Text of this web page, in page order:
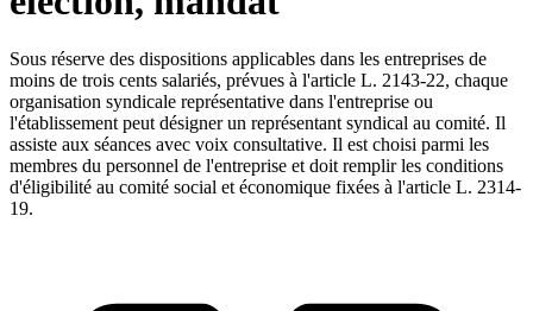
Sous réserve des dispositions applicables dans les entreprises de
moins de trois cents salariés, prévues à l'article L. 2143-22, chaque
organisation syndicale représentative dans l'entreprise ou
l'établissement peut désigner un représentant syndical au comité. Il
assiste aux séances avec voix consultative. Il est choisi parmi les
membres du personnel de l'entreprise et doit remplir les conditions
d'éligibilité au comité social et économique fixées à l'article L. 2314-
19.